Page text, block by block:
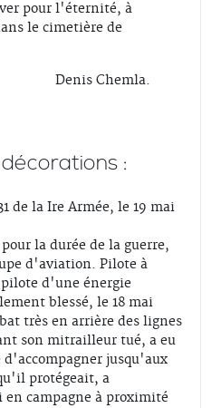
pour l'éternité, à
le cimetière de
Denis Chemla.
:
de la Ire Armée, le 19 mai
la durée de la guerre,
d'aviation. Pilote à
d'une énergie
blessé, le 18 mai
très en arrière des lignes
son mitrailleur tué, a eu
jusqu'aux
protégeait, a
campagne à proximité